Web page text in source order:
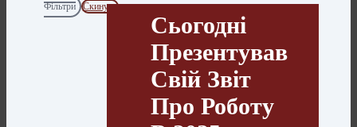
Фільтри
Скинути
Сьогодні
Презентував
Свій Звіт
Про Роботу